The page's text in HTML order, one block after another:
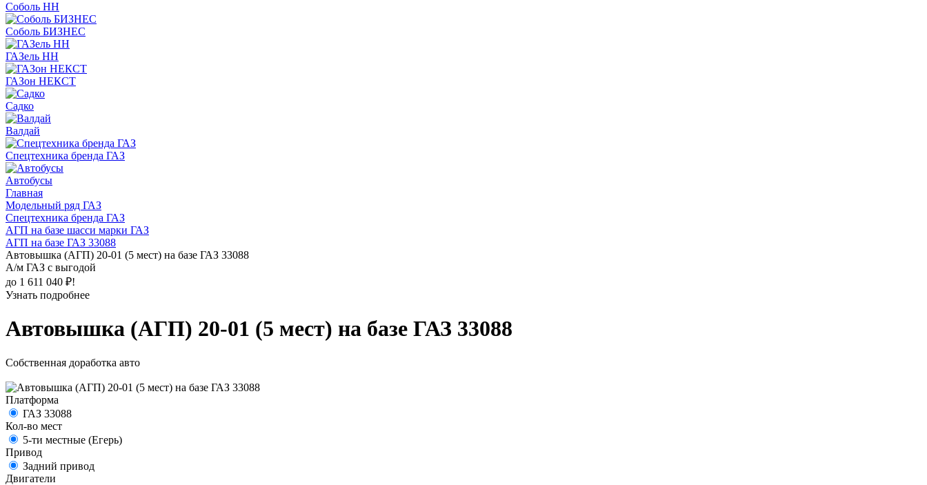
Соболь НН
Соболь БИЗНЕС
ГАЗель НН
ГАЗон НЕКСТ
Садко
Валдай
Спецтехника бренда ГАЗ
Автобусы
Главная
Модельный ряд ГАЗ
Спецтехника бренда ГАЗ
АГП на базе шасси марки ГАЗ
АГП на базе ГАЗ 33088
Автовышка (АГП) 20-01 (5 мест) на базе ГАЗ 33088
А/м ГАЗ с выгодой
до 1 611 040 ₽!
Узнать подробнее
Автовышка (АГП) 20-01 (5 мест) на базе ГАЗ 33088
Собственная доработка авто
Платформа
ГАЗ 33088
Кол-во мест
5-ти местные (Егерь)
Привод
Задний привод
Двигатели